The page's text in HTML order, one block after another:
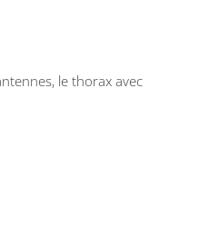
le thorax avec